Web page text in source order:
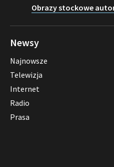
Obrazy stockowe
Newsy
Najnowsze
Telewizja
Internet
Radio
Prasa